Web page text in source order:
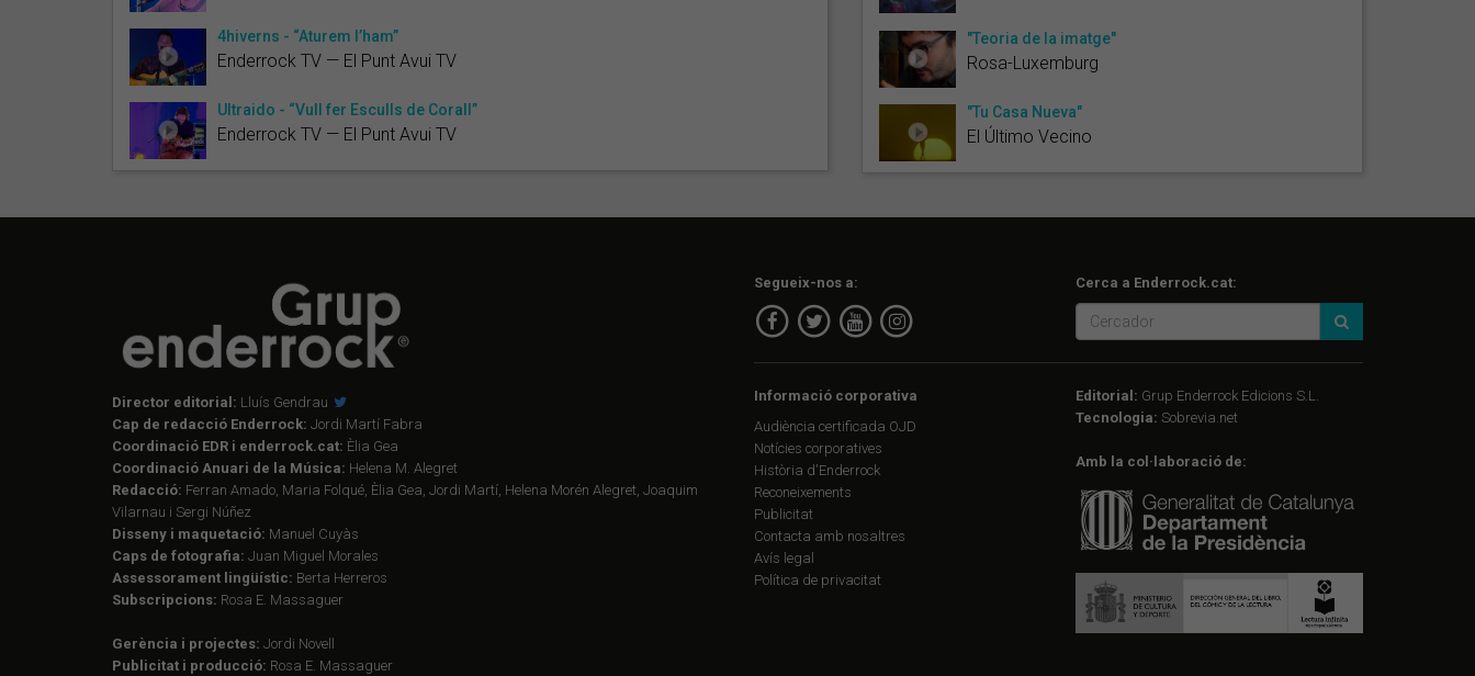
4hiverns - “Aturem l’ham”
Enderrock TV — El Punt Avui TV
Ultraido - “Vull fer Esculls de Corall”
Enderrock TV — El Punt Avui TV
"Teoria de la imatge"
Rosa-Luxemburg
"Tu Casa Nueva"
El Último Vecino
Director editorial: Lluís Gendrau
Cap de redacció Enderrock: Jordi Martí Fabra
Coordinació EDR i enderrock.cat: Èlia Gea
Coordinació Anuari de la Música: Helena M. Alegret
Redacció: Ferran Amado, Maria Folqué, Èlia Gea, Jordi Martí, Helena Morén Alegret, Joaquim
Vilarnau i Sergi Núñez
Disseny i maquetació: Manuel Cuyàs
Caps de fotografia: Juan Miguel Morales
Assessorament lingüístic: Berta Herreros
Subscripcions: Rosa E. Massaguer
Gerència i projectes: Jordi Novell
Publicitat i producció: Rosa E. Massaguer
Segueix-nos a: Cerca a Enderrock.cat:
Informació corporativa
Audiència certificada OJD
Notícies corporatives
Història d'Enderrock
Reconeixements
Publicitat
Contacta amb nosaltres
Avís legal
Política de privacitat
Editorial: Grup Enderrock Edicions S.L.
Tecnologia: Sobrevia.net
Amb la col·laboració de: